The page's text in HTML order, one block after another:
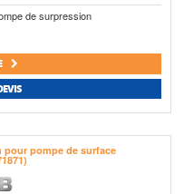
de surpression